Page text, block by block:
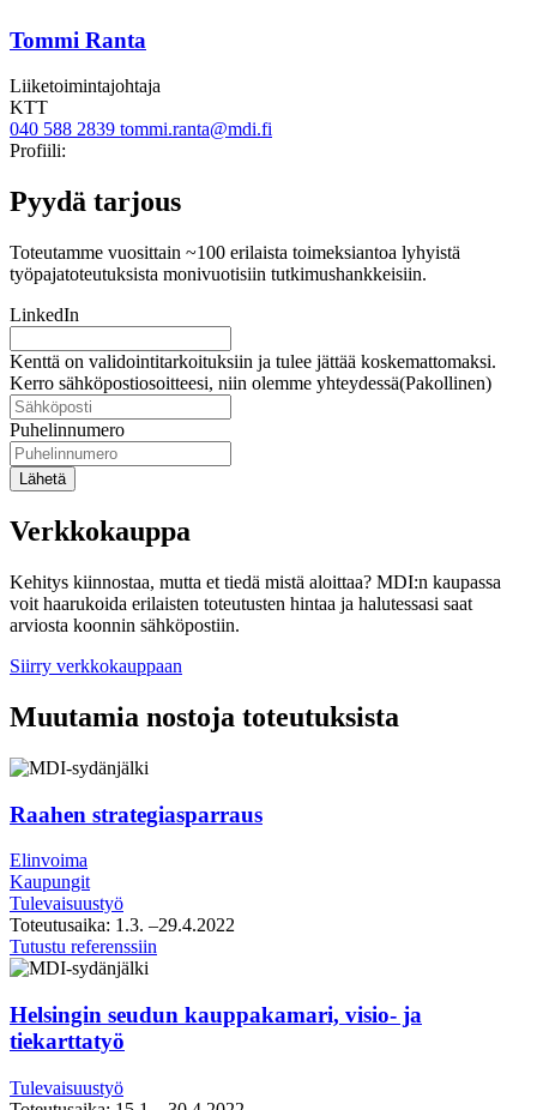
Tommi Ranta
Liiketoimintajohtaja
KTT
040 588 2839 tommi.ranta@mdi.fi
Profiili:
Pyydä tarjous
Toteutamme vuosittain ~100 erilaista toimeksiantoa lyhyistä
työpajatoteutuksista monivuotisiin tutkimushankkeisiin.
LinkedIn
Kenttä on validointitarkoituksiin ja tulee jättää koskemattomaksi.
Kerro sähköpostiosoitteesi, niin olemme yhteydessä(Pakollinen)
Puhelinnumero
Lähetä
Verkkokauppa
Kehitys kiinnostaa, mutta et tiedä mistä aloittaa? MDI:n kaupassa
voit haarukoida erilaisten toteutusten hintaa ja halutessasi saat
arviosta koonnin sähköpostiin.
Siirry verkkokauppaan
Muutamia nostoja toteutuksista
Raahen strategiasparraus
Elinvoima
Kaupungit
Tulevaisuustyö
Toteutusaika: 1.3. –29.4.2022
Tutustu referenssiin
Helsingin seudun kauppakamari, visio- ja
tiekarttatyö
Tulevaisuustyö